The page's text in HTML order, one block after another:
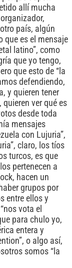
allí mucha
país, algún
que es el mensaje
latino”, como
que yo tengo,
que esto de “la
defendiendo,
y quieren tener
ver qué es
desde toda
mensajes
con Lujuria”,
claro, los tíos
turcos, es que
pertenecen a
hacen un
grupos por
entre ellos y
vota el
para chulo yo,
entera y
o algo así,
somos “la